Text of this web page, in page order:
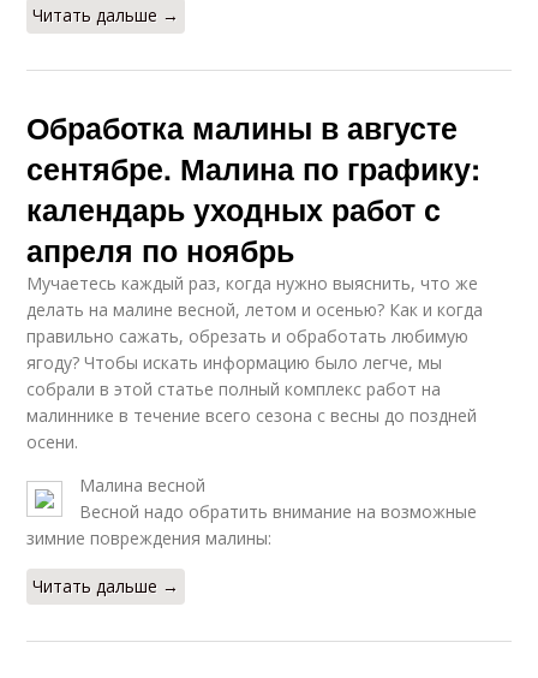
Читать дальше →
Обработка малины в августе
сентябре. Малина по графику:
календарь уходных работ с
апреля по ноябрь
Мучаетесь каждый раз, когда нужно выяснить, что же
делать на малине весной, летом и осенью? Как и когда
правильно сажать, обрезать и обработать любимую
ягоду? Чтобы искать информацию было легче, мы
собрали в этой статье полный комплекс работ на
малиннике в течение всего сезона с весны до поздней
осени.
Малина весной
Весной надо обратить внимание на возможные
зимние повреждения малины:
Читать дальше →